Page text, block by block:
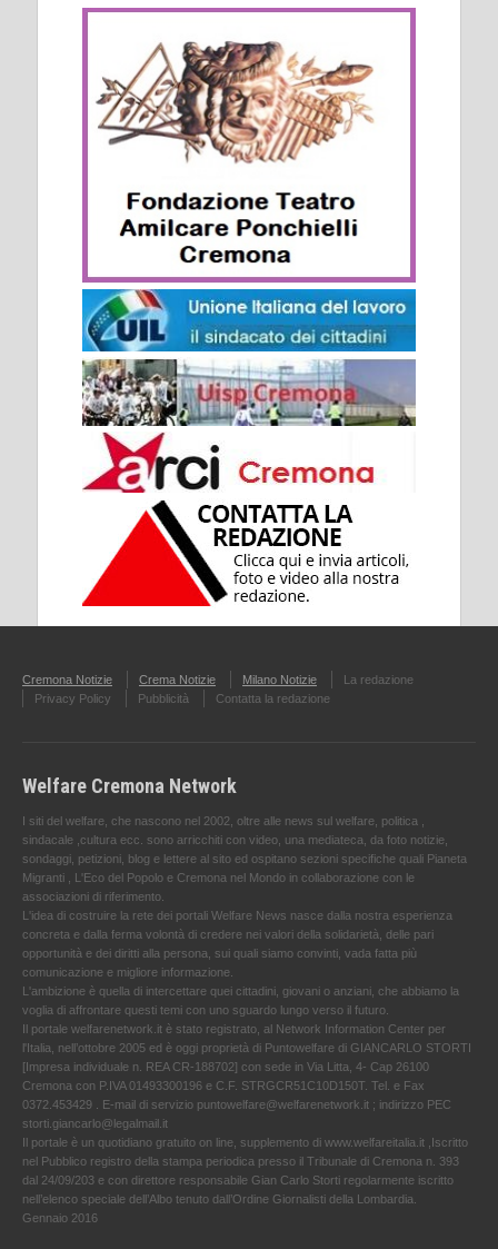
Cremona Notizie Crema Notizie Milano Notizie
La redazione
Privacy Policy
Pubblicità Contatta la redazione
Welfare Cremona Network
I siti del welfare, che nascono nel 2002, oltre alle news sul welfare, politica ,
sindacale ,cultura ecc. sono arricchiti con video, una mediateca, da foto notizie,
sondaggi, petizioni, blog e lettere al sito ed ospitano sezioni specifiche quali Pianeta
Migranti , L'Eco del Popolo e Cremona nel Mondo in collaborazione con le
associazioni di riferimento.
L'idea di costruire la rete dei portali Welfare News nasce dalla nostra esperienza
concreta e dalla ferma volontà di credere nei valori della solidarietà, delle pari
opportunità e dei diritti alla persona, sui quali siamo convinti, vada fatta più
comunicazione e migliore informazione.
L'ambizione è quella di intercettare quei cittadini, giovani o anziani, che abbiamo la
voglia di affrontare questi temi con uno sguardo lungo verso il futuro.
Il portale welfarenetwork.it è stato registrato, al Network Information Center per
l'Italia, nell’ottobre 2005 ed è oggi proprietà di Puntowelfare di GIANCARLO STORTI
[Impresa individuale n. REA CR-188702] con sede in Via Litta, 4- Cap 26100
Cremona con P.IVA 01493300196 e C.F. STRGCR51C10D150T. Tel. e Fax
0372.453429 . E-mail di servizio puntowelfare@welfarenetwork.it ; indirizzo PEC
storti.giancarlo@legalmail.it
Il portale è un quotidiano gratuito on line, supplemento di www.welfareitalia.it ,Iscritto
nel Pubblico registro della stampa periodica presso il Tribunale di Cremona n. 393
dal 24/09/203 e con direttore responsabile Gian Carlo Storti regolarmente iscritto
nell’elenco speciale dell’Albo tenuto dall’Ordine Giornalisti della Lombardia.
Gennaio 2016